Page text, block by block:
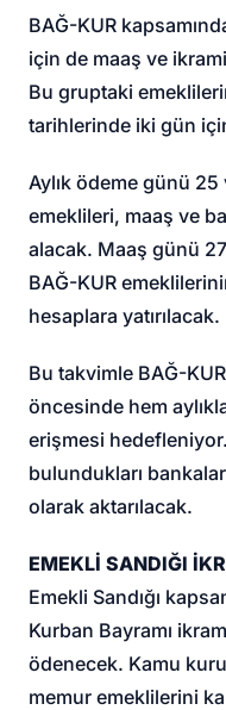
BAĞ-KUR
için de maaş ve
Bu gruptaki
tarihlerinde iki gün
Aylık ödeme günü
emeklileri, maaş ve
alacak. Maaş günü
BAĞ-KUR
hesaplara yatırılacak.
Bu takvimle BAĞ-
öncesinde hem
erişmesi
bulundukları
olarak aktarılacak.
EMEKLİ SANDIĞI
Emekli Sandığı
Kurban Bayramı
ödenecek. Kamu
memur emeklilerini